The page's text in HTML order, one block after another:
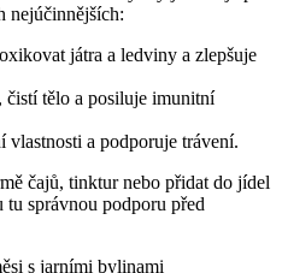
nejúčinnějších:
játra a ledviny a zlepšuje⁢
čistí tělo a posiluje imunitní
vlastnosti a ⁤podporuje ⁤trávení.
čajů, tinktur nebo přidat do jídel⁤
tu správnou podporu před